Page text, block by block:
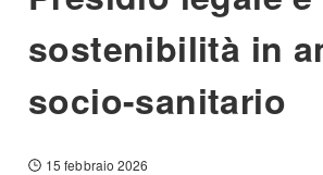
sostenibilità in
socio-sanitario
15 febbraio 2026